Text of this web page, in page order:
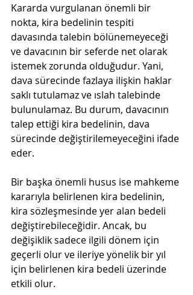
Kararda vurgulanan önemli bir
nokta, kira bedelinin tespiti
davasında talebin bölünemeyeceği
ve davacının bir seferde net olarak
istemek zorunda olduğudur. Yani,
dava sürecinde fazlaya ilişkin haklar
saklı tutulamaz ve ıslah talebinde
bulunulamaz. Bu durum, davacının
talep ettiği kira bedelinin, dava
sürecinde değiştirilemeyeceğini ifade
eder.
Bir başka önemli husus ise mahkeme
kararıyla belirlenen kira bedelinin,
kira sözleşmesinde yer alan bedeli
değiştirebileceğidir. Ancak, bu
değişiklik sadece ilgili dönem için
geçerli olur ve ileriye yönelik bir yıl
için belirlenen kira bedeli üzerinde
etkili olur.